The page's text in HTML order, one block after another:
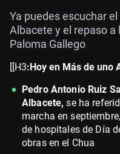
Ya puedes escuchar
Albacete y el repaso
Paloma Gallego
[[H3:Hoy en Más de uno
Pedro Antonio Ruiz
Albacete,se ha
marcha en
de hospitales de Día
obras en el Chua